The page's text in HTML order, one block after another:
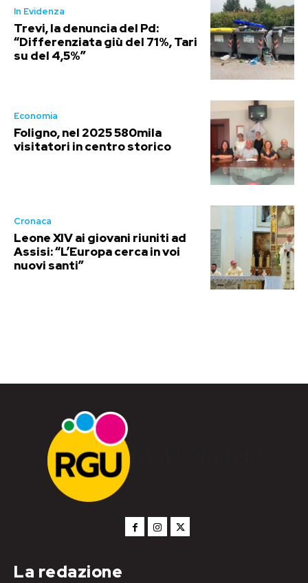
In Evidenza
Trevi, la denuncia del Pd:
“Differenziata giù del 71%, Tari
su del 4,5%”
Economia
Foligno, nel 2025 580mila
visitatori in centro storico
Cronaca
Leone XIV ai giovani riuniti ad
Assisi: “L’Europa cerca in voi
nuovi santi”
RGU Notizie
La redazione